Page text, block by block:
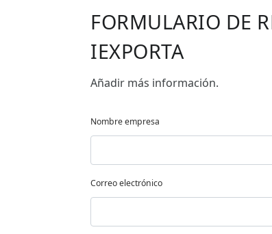
FORMULARIO DE
IEXPORTA
Añadir más información.
Nombre empresa
Correo electrónico